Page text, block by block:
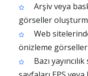
Arşiv veya
görseller
Web
önizleme
Bazı